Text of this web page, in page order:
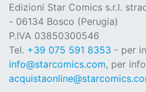
Edizioni Star Comics s.r.l.
- 06134 Bosco (Perugia)
P.IVA 03850300546
Tel. +39 075 591 8353 - per
info@starcomics.com, per